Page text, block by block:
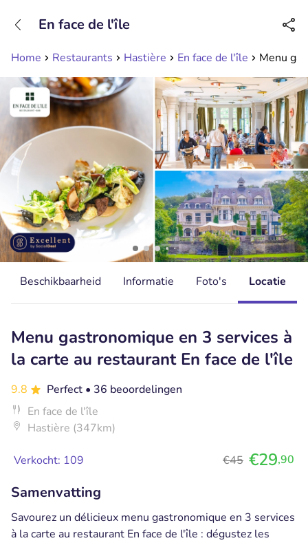
Bereikbaar tot 23:00 uur
Home Restaurants Hastière En face de l'île Menu
En face de l'île
Beschikbaarheid Informatie Foto's Locatie
Menu gastronomique en 3 services à
la carte au restaurant En face de l'île
9.8 Perfect • 36 beoordelingen
En face de l'île
Hastière (347km)
Verkocht: 109 €45 €29,90
Samenvatting
Savourez un délicieux menu gastronomique en 3 services
à la carte au restaurant En face de l'île : dégustez les